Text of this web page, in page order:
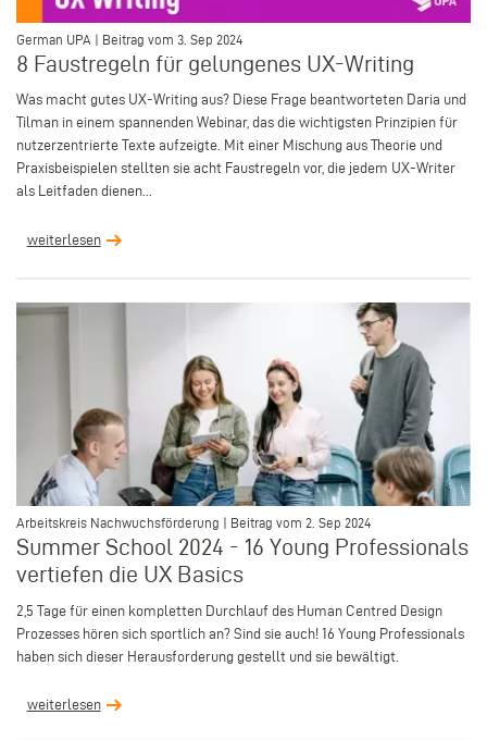
German UPA | Beitrag vom 3. Sep 2024
8 Faustregeln für gelungenes UX-Writing
Was macht gutes UX-Writing aus? Diese Frage beantworteten Daria und
Tilman in einem spannenden Webinar, das die wichtigsten Prinzipien für
nutzerzentrierte Texte aufzeigte. Mit einer Mischung aus Theorie und
Praxisbeispielen stellten sie acht Faustregeln vor, die jedem UX-Writer
als Leitfaden dienen...
weiterlesen
Arbeitskreis Nachwuchsförderung | Beitrag vom 2. Sep 2024
Summer School 2024 - 16 Young Professionals
vertiefen die UX Basics
2,5 Tage für einen kompletten Durchlauf des Human Centred Design
Prozesses hören sich sportlich an? Sind sie auch! 16 Young Professionals
haben sich dieser Herausforderung gestellt und sie bewältigt.
weiterlesen